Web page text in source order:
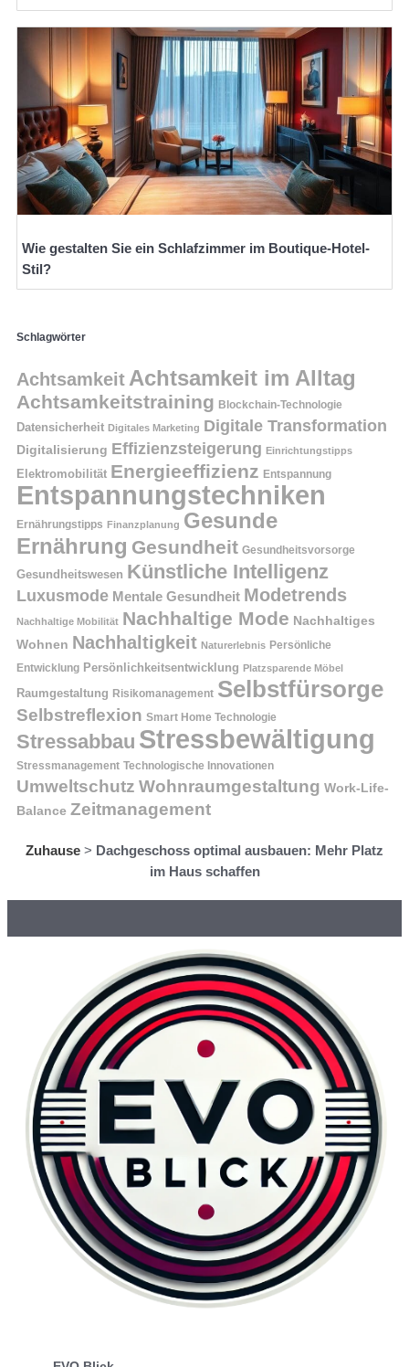
Wie gestalten Sie ein Schlafzimmer im Boutique-Hotel-
Stil?
Schlagwörter
Achtsamkeit Achtsamkeit im Alltag
Achtsamkeitstraining Blockchain-Technologie
Datensicherheit Digitales Marketing Digitale Transformation
Digitalisierung Effizienzsteigerung Einrichtungstipps
Elektromobilität Energieeffizienz Entspannung
Entspannungstechniken
Ernährungstipps Finanzplanung Gesunde
Ernährung Gesundheit Gesundheitsvorsorge
Gesundheitswesen Künstliche Intelligenz
Luxusmode Mentale Gesundheit Modetrends
Nachhaltige Mobilität Nachhaltige Mode Nachhaltiges
Wohnen Nachhaltigkeit Naturerlebnis Persönliche
Entwicklung Persönlichkeitsentwicklung Platzsparende Möbel
Raumgestaltung Risikomanagement Selbstfürsorge
Selbstreflexion Smart Home Technologie
Stressabbau Stressbewältigung
Stressmanagement Technologische Innovationen
Umweltschutz Wohnraumgestaltung Work-Life-
Balance Zeitmanagement
Zuhause > Dachgeschoss optimal ausbauen: Mehr Platz
im Haus schaffen